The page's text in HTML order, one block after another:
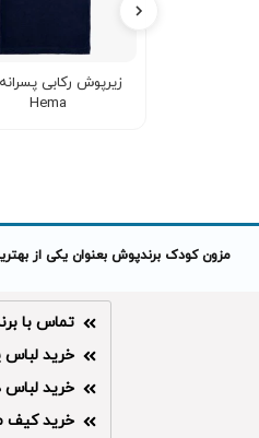
زیرپوش رکابی
Hema
مزون کودک برندپوش بعنوان یکی از
تماس با
خرید لباس
خرید لباس
خرید کیف